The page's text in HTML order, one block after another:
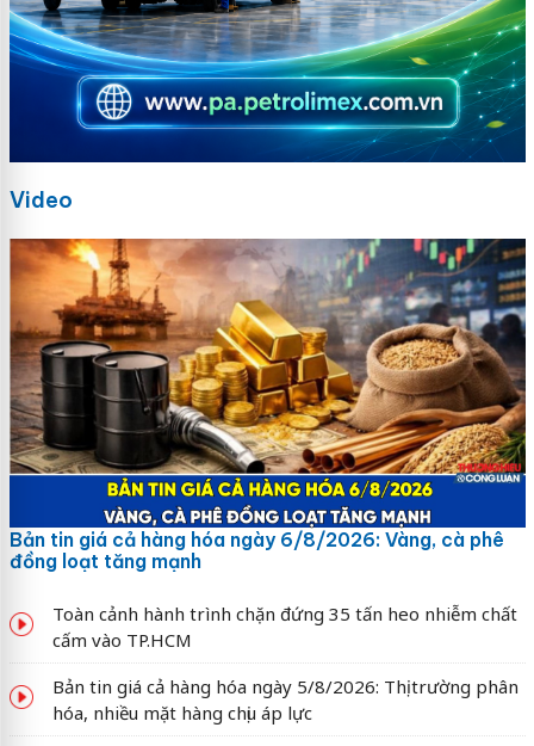
Video
Bản tin giá cả hàng hóa ngày 6/8/2026: Vàng, cà phê
đồng loạt tăng mạnh
Toàn cảnh hành trình chặn đứng 35 tấn heo nhiễm chất
cấm vào TP.HCM
Bản tin giá cả hàng hóa ngày 5/8/2026: Thị trường phân
hóa, nhiều mặt hàng chịu áp lực